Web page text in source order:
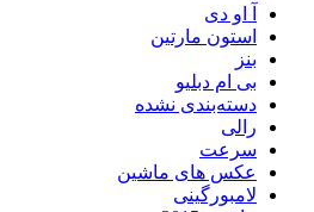
آ او دی
استون مارتین
بنز
بی ام دبلیو
دسته‌بندی نشده
رالی
سرعت
عکس های ماشین
لامبورگینی